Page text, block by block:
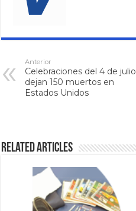
Anterior
Celebraciones del 4 de julio
dejan 150 muertos en
Estados Unidos
Related Articles